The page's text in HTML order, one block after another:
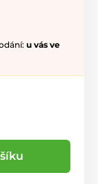
u vás ve